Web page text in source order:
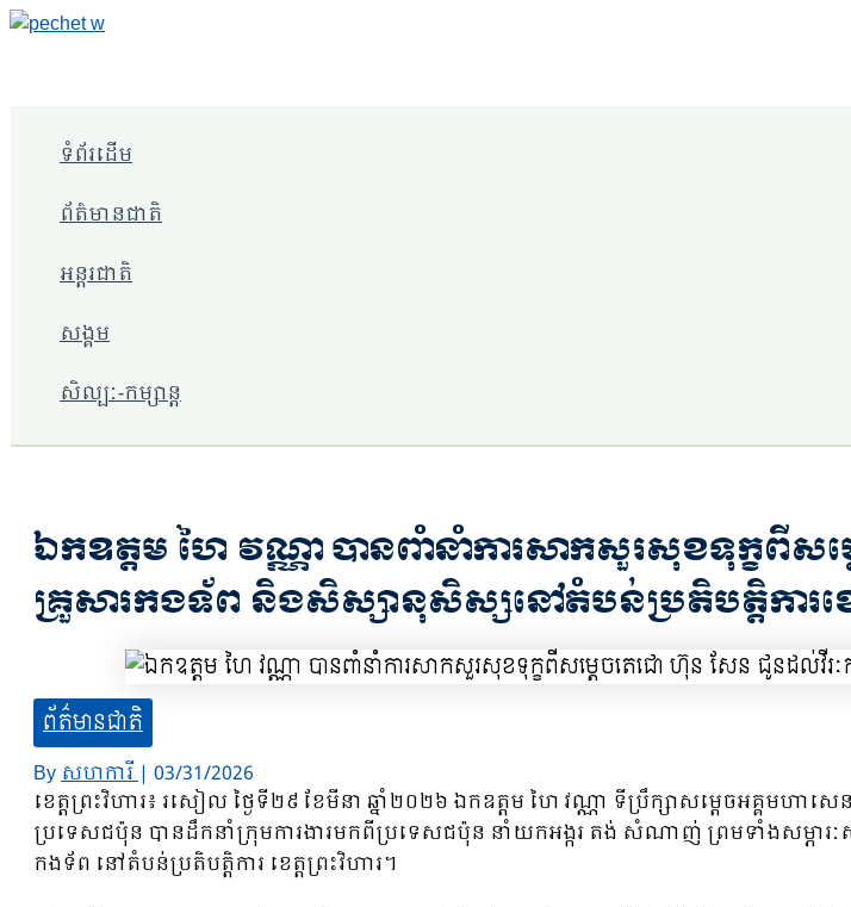
Skip
ទំព័រដើម
ព័ត៌មានជាតិ
អន្តរជាតិ
សង្គម
សិល្បៈ-កម្សាន្ត
ឯកឧត្តម ហៃ វណ្ណា បានពាំនាំការសាកសួរសុខទុក្ខពី
គ្រួសារកងទ័ព និងសិស្សានុសិស្សនៅតំបន់ប្រតិបត្តិការខេ
ព័ត៌មានជាតិ
Byសហការី| 03/31/2026
ខេត្តព្រះវិហារ៖ រសៀល ថ្ងៃទី២៩ ខែមីនា ឆ្នាំ២០២៦ ឯកឧត្តម ហៃ វណ្ណា ទីប្រឹក្សាសម្ដេចអគ្គម
ប្រទេសជប៉ុន បានដឹកនាំក្រុមការងារមកពីប្រទេសជប៉ុន នាំយកអង្ករ តង់ សំណាញ់ ព្រមទាំងសម្ភារ
កងទ័ព នៅតំបន់ប្រតិបត្តិការ ខេត្តព្រះវិហារ។